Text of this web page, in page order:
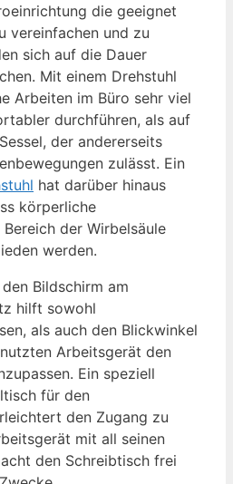
die geeignet
vereinfachen und zu
sich auf die Dauer
Mit einem Drehstuhl
Arbeiten im Büro sehr viel
durchführen, als auf
der andererseits
zulässt. Ein
hat darüber hinaus
körperliche
der Wirbelsäule
werden.
Bildschirm am
hilft sowohl
als auch den Blickwinkel
Arbeitsgerät den
Ein speziell
für den
den Zugang zu
mit all seinen
den Schreibtisch frei